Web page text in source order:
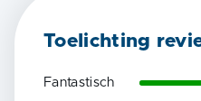
Toelichting
Fantastisch